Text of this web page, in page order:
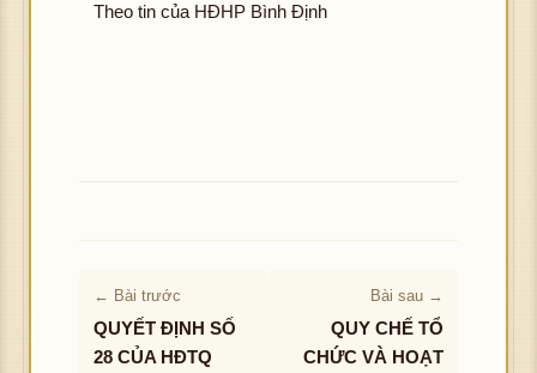
Theo tin của HĐHP Bình Định
← Bài trước
QUYẾT ĐỊNH SỐ
28 CỦA HĐTQ
Bài sau →
QUY CHẾ TỔ
CHỨC VÀ HOẠT